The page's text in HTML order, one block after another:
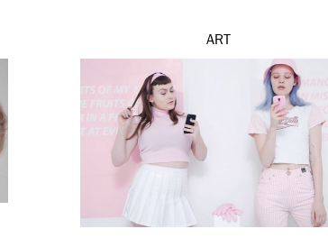
ART